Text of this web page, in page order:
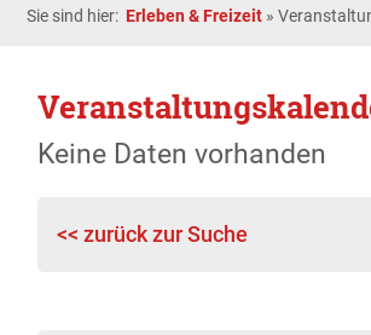
Sie sind hier: Erleben & Freizeit »
Keine Daten vorhanden
<< zurück zur Suche